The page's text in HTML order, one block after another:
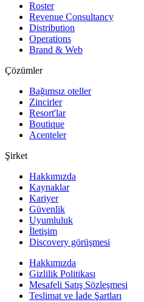
Roster
Revenue Consultancy
Distribution
Operations
Brand & Web
Çözümler
Bağımsız oteller
Zincirler
Resort'lar
Boutique
Acenteler
Şirket
Hakkımızda
Kaynaklar
Kariyer
Güvenlik
Uyumluluk
İletişim
Discovery görüşmesi
Hakkımızda
Gizlilik Politikası
Mesafeli Satış Sözleşmesi
Teslimat ve İade Şartları